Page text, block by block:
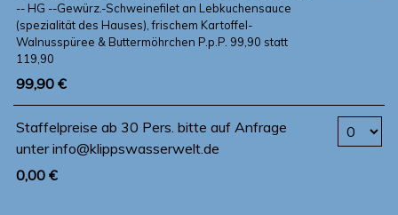
-- HG --Gewürz.-Schweinefilet an Lebkuchensauce
(spezialität des Hauses), frischem Kartoffel-
Walnusspüree & Buttermöhrchen P.p.P. 99,90 statt
119,90
99,90 €
Staffelpreise ab 30 Pers. bitte auf Anfrage
unter info@klippswasserwelt.de
0,00 €
Anzahl